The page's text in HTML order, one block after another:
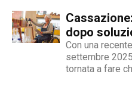
un’opzione
ma...
dopo
Con una
settembre
tornata a fare